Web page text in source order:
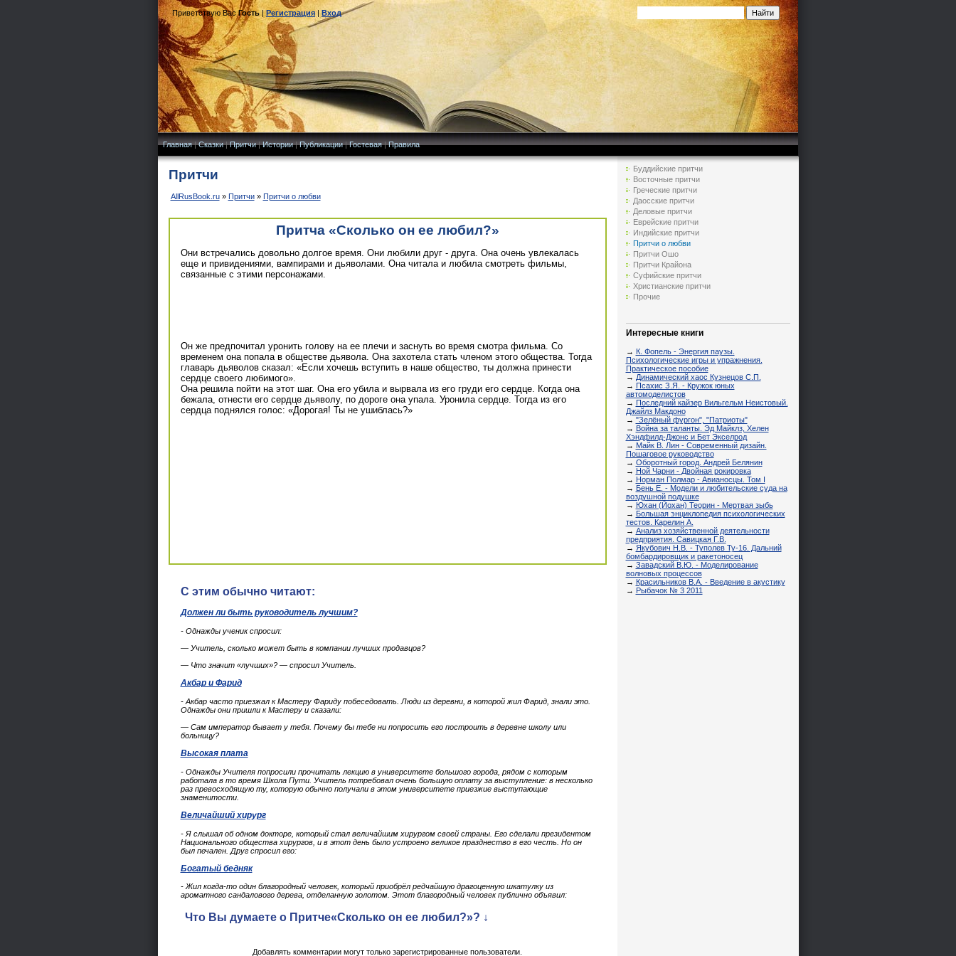
Приветствую Вас Гость|Регистрация|Вход
Главная|Сказки|Притчи|Истории|Публикации|Гостевая|Правила
Притчи
AllRusBook.ru» Притчи» Притчи о любви
Притча «Сколько он ее любил?»
Они встречались довольно долгое время. Они любили друг - друга. Она очень увлекалась
еще и привидениями, вампирами и дьяволами. Она читала и любила смотреть фильмы,
связанные с этими персонажами.
Он же предпочитал уронить голову на ее плечи и заснуть во время смотра фильма. Со
временем она попала в обществе дьявола. Она захотела стать членом этого общества. Тогда
главарь дьяволов сказал: «Если хочешь вступить в наше общество, ты должна принести
сердце своего любимого».
Она решила пойти на этот шаг. Она его убила и вырвала из его груди его сердце. Когда она
бежала, отнести его сердце дьяволу, по дороге она упала. Уронила сердце. Тогда из его
сердца поднялся голос: «Дорогая! Ты не ушиблась?»
С этим обычно читают:
Должен ли быть руководитель лучшим?
- Однажды ученик спросил:
— Учитель, сколько может быть в компании лучших продавцов?
— Что значит «лучших»? — спросил Учитель.
Акбар и Фарид
- Акбар часто приезжал к Мастеру Фариду побеседовать. Люди из деревни, в которой жил Фарид, знали это.
Однажды они пришли к Мастеру и сказали:
— Сам император бывает у тебя. Почему бы тебе ни попросить его построить в деревне школу или
больницу?
Высокая плата
- Однажды Учителя попросили прочитать лекцию в университете большого города, рядом с которым
работала в то время Школа Пути. Учитель потребовал очень большую оплату за выступление: в несколько
раз превосходящую ту, которую обычно получали в этом университете приезжие выступающие
знаменитости.
Величайший хирург
- Я слышал об одном докторе, который стал величайшим хирургом своей страны. Его сделали президентом
Национального общества хирургов, и в этот день было устроено великое празднество в его честь. Но он
был печален. Друг спросил его:
Богатый бедняк
- Жил когда-то один благородный человек, который приобрёл редчайшую драгоценную шкатулку из
ароматного сандалового дерева, отделанную золотом. Этот благородный человек публично объявил:
Что Вы думаете о Притче«Сколько он ее любил?»? ↓
Добавлять комментарии могут только зарегистрированные пользователи.
Буддийские притчи
Восточные притчи
Греческие притчи
Даосские притчи
Деловые притчи
Еврейские притчи
Индийские притчи
Притчи о любви
Притчи Ошо
Притчи Крайона
Суфийские притчи
Христианские притчи
Прочие
Интересные книги
→ К. Фопель - Энергия паузы.
Психологические игры и упражнения.
Практическое пособие
→ Динамический хаос Кузнецов С.П.
→ Псахис З.Я. - Кружок юных
автомоделистов
→ Последний кайзер Вильгельм Неистовый.
Джайлз Макдоно
→ "Зелёный фургон", "Патриоты"
→ Война за таланты. Эд Майклз, Хелен
Хэндфилд-Джонс и Бет Экселрод
→ Майк В. Лин - Современный дизайн.
Пошаговое руководство
→ Оборотный город. Андрей Белянин
→ Ной Чарни - Двойная рокировка
→ Норман Полмар - Авианосцы. Том I
→ Бень Е. - Модели и любительские суда на
воздушной подушке
→ Юхан (Йохан) Теорин - Мертвая зыбь
→ Большая энциклопедия психологических
тестов. Карелин А.
→ Анализ хозяйственной деятельности
предприятия. Савицкая Г.В.
→ Якубович Н.В. - Туполев Ту-16. Дальний
бомбардировщик и ракетоносец
→ Завадский В.Ю. - Моделирование
волновых процессов
→ Красильников В.А. - Введение в акустику
→ Рыбачок № 3 2011